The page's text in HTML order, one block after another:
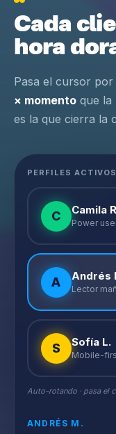
Cada
hora
Pasa el cursor
× momento que la
es la que cierra la
PERFILES ACTIVOS
C Camila
Power
A Andrés
Lector
S Sofía L.
Mobile-
Auto-rotando · pasa el
ANDRÉS M.